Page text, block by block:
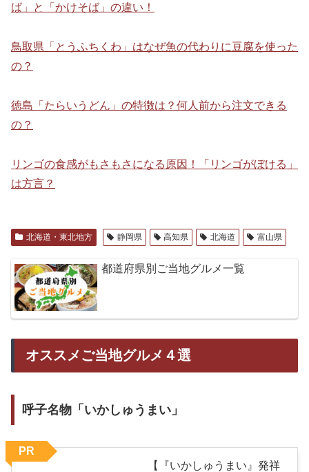
ば」と「かけそば」の違い！
鳥取県「とうふちくわ」はなぜ魚の代わりに豆腐を使った
の？
徳島「たらいうどん」の特徴は？何人前から注文できる
の？
リンゴの食感がもさもさになる原因！「リンゴがぼける」
は方言？
北海道・東北地方 静岡県 高知県 北海道 富山県
都道府県別ご当地グルメ一覧
オススメご当地グルメ４選
呼子名物「いかしゅうまい」
【『いかしゅうまい』発祥
PR